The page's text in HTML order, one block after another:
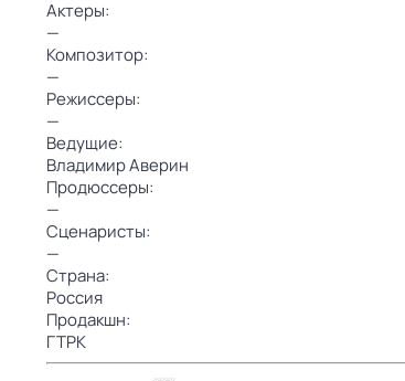
Актеры:
—
Композитор:
—
Режиссеры:
—
Ведущие:
Владимир Аверин
Продюссеры:
—
Сценаристы:
—
Страна:
Россия
Продакшн:
ГТРК